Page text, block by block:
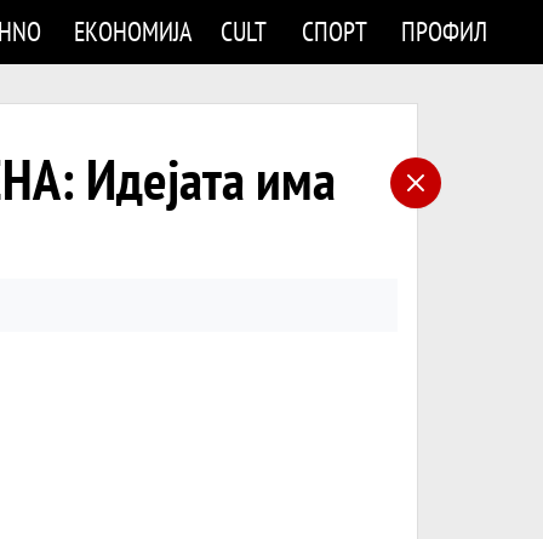
ЕКОНОМИЈА CULT СПОРТ ПРОФИЛ
Идејата има